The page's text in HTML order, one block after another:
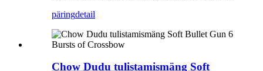
päringdetail
Chow Dudu tulistamismäng Soft